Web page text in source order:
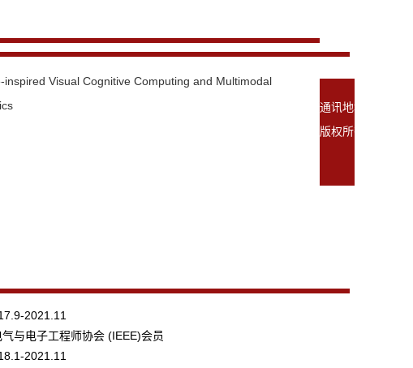
inspired Visual Cognitive Computing and Multimodal
2021.11
气与电子工程师协会 (IEEE)会员
2021.11
通讯地址：北京
版权所有©清华大